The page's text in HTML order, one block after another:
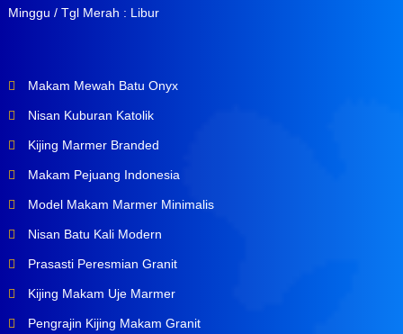
Minggu / Tgl Merah : Libur
Makam Mewah Batu Onyx
Nisan Kuburan Katolik
Kijing Marmer Branded
Makam Pejuang Indonesia
Model Makam Marmer Minimalis
Nisan Batu Kali Modern
Prasasti Peresmian Granit
Kijing Makam Uje Marmer
Pengrajin Kijing Makam Granit